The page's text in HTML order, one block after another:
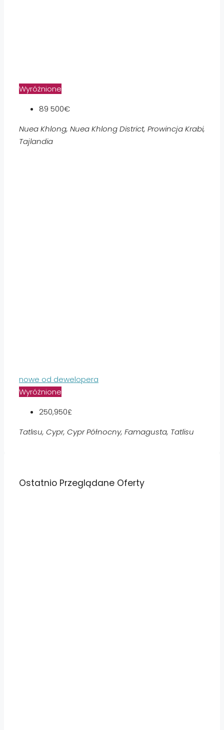
Wyróżnione
89 500€
Nuea Khlong, Nuea Khlong District, Prowincja Krabi,
Tajlandia
nowe od dewelopera
Wyróżnione
250,950£
Tatlısu, Cypr, Cypr Północny, Famagusta, Tatlisu
Ostatnio Przeglądane Oferty